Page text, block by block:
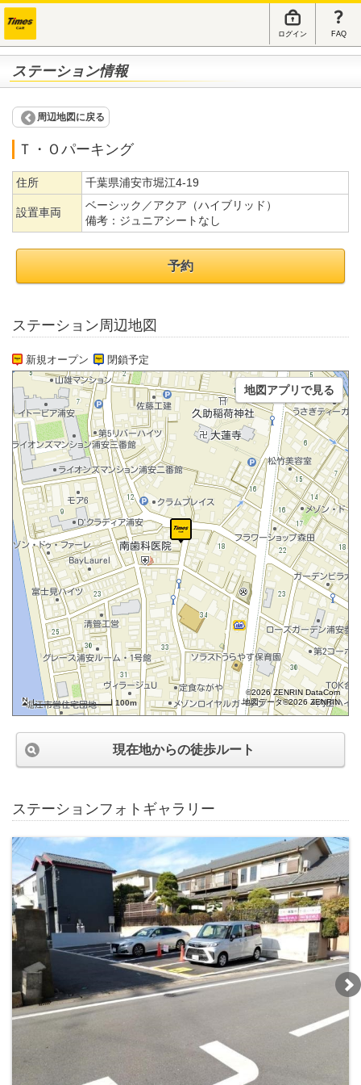
ログイン FAQ
ステーション情報
周辺地図に戻る
Ｔ・Ｏパーキング
住所 千葉県浦安市堀江4-19
設置車両
ベーシック／アクア（ハイブリッド）
備考： ジュニアシートなし
予約
ステーション周辺地図
新規オープン 閉鎖予定
100m
©2026 ZENRIN DataCom
地図データ©2026 ZENRIN
地図アプリで見る
現在地からの徒歩ルート
ステーションフォトギャラリー